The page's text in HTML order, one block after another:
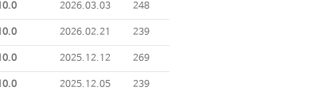
2026.03.03 248
2026.02.21 239
2025.12.12 269
2025.12.05 239